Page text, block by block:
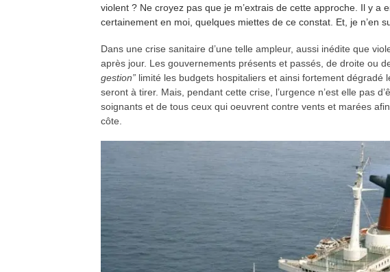
violent ? Ne croyez pas que je m’extrais de cette approche. Il y a
certainement en moi, quelques miettes de ce constat. Et, je n’en
Dans une crise sanitaire d’une telle ampleur, aussi inédite que
après jour. Les gouvernements présents et passés, de droite ou
gestion” limité les budgets hospitaliers et ainsi fortement dégradé
seront à tirer. Mais, pendant cette crise, l’urgence n’est elle pas
soignants et de tous ceux qui oeuvrent contre vents et marées
côte.